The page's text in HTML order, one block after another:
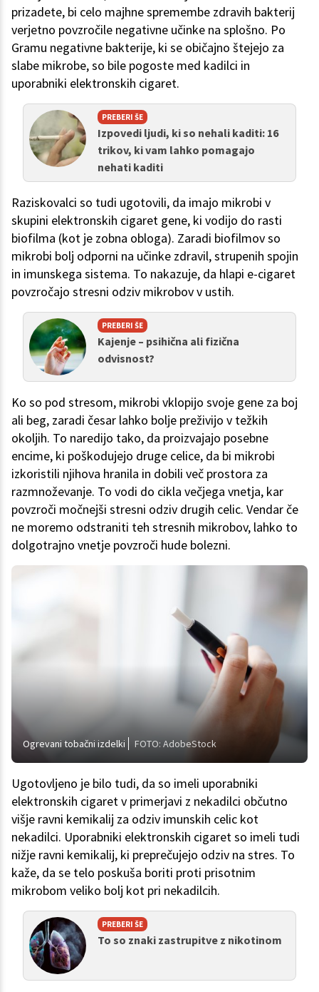
prizadete, bi celo majhne spremembe zdravih bakterij
verjetno povzročile negativne učinke na splošno. Po
Gramu negativne bakterije, ki se običajno štejejo za
slabe mikrobe, so bile pogoste med kadilci in
uporabniki elektronskih cigaret.
PREBERI ŠE
Izpovedi ljudi, ki so nehali kaditi: 16
trikov, ki vam lahko pomagajo
nehati kaditi
Raziskovalci so tudi ugotovili, da imajo mikrobi v
skupini elektronskih cigaret gene, ki vodijo do rasti
biofilma (kot je zobna obloga). Zaradi biofilmov so
mikrobi bolj odporni na učinke zdravil, strupenih spojin
in imunskega sistema. To nakazuje, da hlapi e-cigaret
povzročajo stresni odziv mikrobov v ustih.
PREBERI ŠE
Kajenje – psihična ali fizična
odvisnost?
Ko so pod stresom, mikrobi vklopijo svoje gene za boj
ali beg, zaradi česar lahko bolje preživijo v težkih
okoljih. To naredijo tako, da proizvajajo posebne
encime, ki poškodujejo druge celice, da bi mikrobi
izkoristili njihova hranila in dobili več prostora za
razmnoževanje. To vodi do cikla večjega vnetja, kar
povzroči močnejši stresni odziv drugih celic. Vendar če
ne moremo odstraniti teh stresnih mikrobov, lahko to
dolgotrajno vnetje povzroči hude bolezni.
Ogrevani tobačni izdelki FOTO: AdobeStock
Ugotovljeno je bilo tudi, da so imeli uporabniki
elektronskih cigaret v primerjavi z nekadilci občutno
višje ravni kemikalij za odziv imunskih celic kot
nekadilci. Uporabniki elektronskih cigaret so imeli tudi
nižje ravni kemikalij, ki preprečujejo odziv na stres. To
kaže, da se telo poskuša boriti proti prisotnim
mikrobom veliko bolj kot pri nekadilcih.
PREBERI ŠE
To so znaki zastrupitve z nikotinom